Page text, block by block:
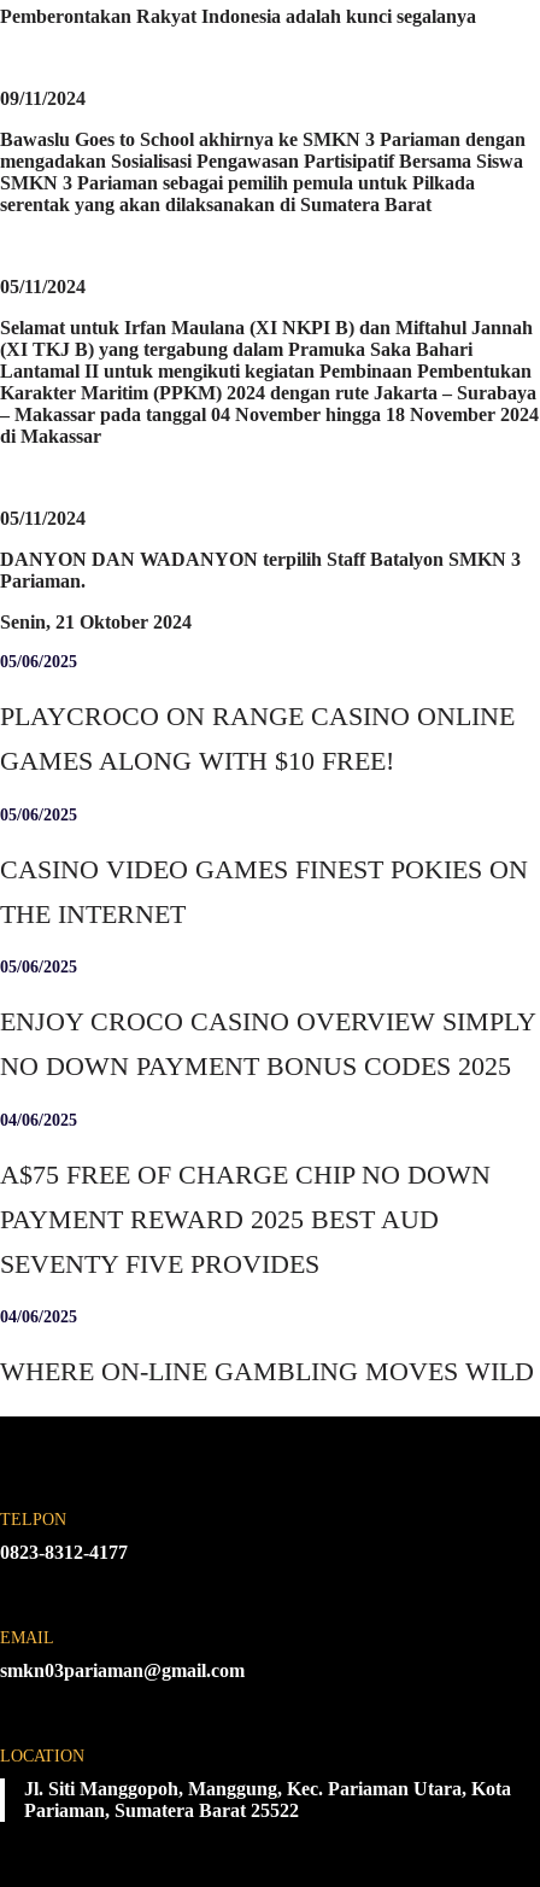
Pemberontakan Rakyat Indonesia adalah kunci segalanya
09/11/2024
Bawaslu Goes to School akhirnya ke SMKN 3 Pariaman dengan
mengadakan Sosialisasi Pengawasan Partisipatif Bersama Siswa
SMKN 3 Pariaman sebagai pemilih pemula untuk Pilkada
serentak yang akan dilaksanakan di Sumatera Barat
05/11/2024
Selamat untuk Irfan Maulana (XI NKPI B) dan Miftahul Jannah
(XI TKJ B) yang tergabung dalam Pramuka Saka Bahari
Lantamal II untuk mengikuti kegiatan Pembinaan Pembentukan
Karakter Maritim (PPKM) 2024 dengan rute Jakarta – Surabaya
– Makassar pada tanggal 04 November hingga 18 November 2024
di Makassar
05/11/2024
DANYON DAN WADANYON terpilih Staff Batalyon SMKN 3
Pariaman.
Senin, 21 Oktober 2024
05/06/2025
PLAYCROCO ON RANGE CASINO ONLINE
GAMES ALONG WITH $10 FREE!
05/06/2025
CASINO VIDEO GAMES FINEST POKIES ON
THE INTERNET
05/06/2025
ENJOY CROCO CASINO OVERVIEW SIMPLY
NO DOWN PAYMENT BONUS CODES 2025
04/06/2025
A$75 FREE OF CHARGE CHIP NO DOWN
PAYMENT REWARD 2025 BEST AUD
SEVENTY FIVE PROVIDES
04/06/2025
WHERE ON-LINE GAMBLING MOVES WILD
TELPON
0823-8312-4177
EMAIL
smkn03pariaman@gmail.com
LOCATION
Jl. Siti Manggopoh, Manggung, Kec. Pariaman Utara, Kota
Pariaman, Sumatera Barat 25522